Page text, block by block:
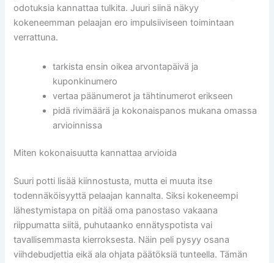
odotuksia kannattaa tulkita. Juuri siinä näkyy
kokeneemman pelaajan ero impulsiiviseen toimintaan
verrattuna.
tarkista ensin oikea arvontapäivä ja
kuponkinumero
vertaa päänumerot ja tähtinumerot erikseen
pidä rivimäärä ja kokonaispanos mukana omassa
arvioinnissa
Miten kokonaisuutta kannattaa arvioida
Suuri potti lisää kiinnostusta, mutta ei muuta itse
todennäköisyyttä pelaajan kannalta. Siksi kokeneempi
lähestymistapa on pitää oma panostaso vakaana
riippumatta siitä, puhutaanko ennätyspotista vai
tavallisemmasta kierroksesta. Näin peli pysyy osana
viihdebudjettia eikä ala ohjata päätöksiä tunteella. Tämän